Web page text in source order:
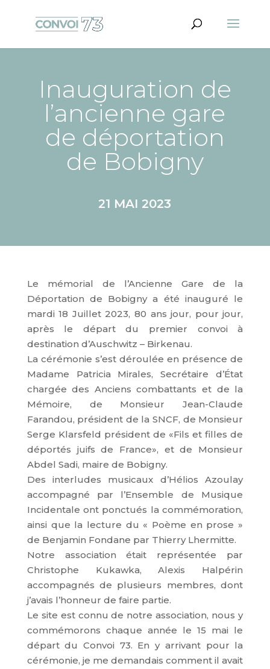
Inauguration de
l’ancienne gare
de déportation
de Bobigny
21 MAI 2023
Le mémorial de l’Ancienne Gare de la
Déportation de Bobigny a été inauguré le
mardi 18 Juillet 2023, 80 ans jour, pour jour,
après le départ du premier convoi à
destination d’Auschwitz – Birkenau.
La cérémonie s’est déroulée en présence de
Madame Patricia Mirales, Secrétaire d’État
chargée des Anciens combattants et de la
Mémoire, de Monsieur Jean-Claude
Farandou, président de la SNCF, de Monsieur
Serge Klarsfeld président de «Fils et filles de
déportés juifs de France», et de Monsieur
Abdel Sadi, maire de Bobigny.
Des interludes musicaux d’Hélios Azoulay
accompagné par l’Ensemble de Musique
Incidentale ont ponctués la commémoration,
ainsi que la lecture du « Poème en prose »
de Benjamin Fondane par Thierry Lhermitte.
Notre association était représentée par
Christophe Kukawka, Alexis Halpérin
accompagnés de plusieurs membres, dont
j’avais l’honneur de faire partie.
Le site est connu de notre association, nous y
commémorons chaque année le 15 mai le
départ du Convoi 73. En y arrivant pour la
cérémonie, je me demandais comment il avait